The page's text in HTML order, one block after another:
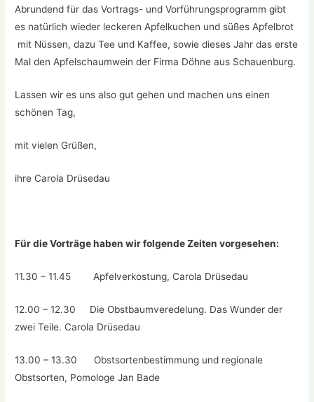
Abrundend für das Vortrags- und Vorführungsprogramm gibt
es natürlich wieder leckeren Apfelkuchen und süßes Apfelbrot
mit Nüssen, dazu Tee und Kaffee, sowie dieses Jahr das erste
Mal den Apfelschaumwein der Firma Döhne aus Schauenburg.
Lassen wir es uns also gut gehen und machen uns einen
schönen Tag,
mit vielen Grüßen,
ihre Carola Drüsedau
Für die Vorträge haben wir folgende Zeiten vorgesehen:
11.30 – 11.45 Apfelverkostung, Carola Drüsedau
12.00 – 12.30 Die Obstbaumveredelung. Das Wunder der
zwei Teile. Carola Drüsedau
13.00 – 13.30 Obstsortenbestimmung und regionale
Obstsorten, Pomologe Jan Bade